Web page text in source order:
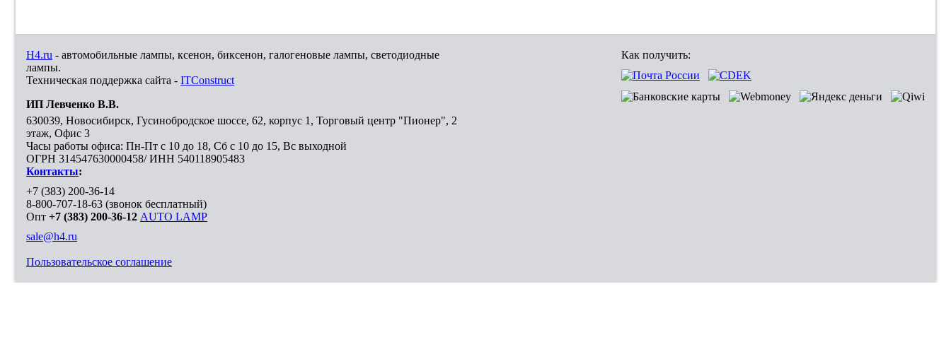
H4.ru - автомобильные лампы, ксенон, биксенон, галогеновые лампы, светодиодные
лампы.
Техническая поддержка сайта - ITConstruct
ИП Левченко В.В.
630039, Новосибирск, Гусинобродское шоссе, 62, корпус 1, Торговый центр "Пионер", 2
этаж, Офис 3
Часы работы офиса: Пн-Пт с 10 до 18, Сб с 10 до 15, Вс выходной
ОГРН 314547630000458/ ИНН 540118905483
Контакты:
+7 (383) 200-36-14
8-800-707-18-63 (звонок бесплатный)
Опт +7 (383) 200-36-12 AUTO LAMP
sale@h4.ru
Пользовательское соглашение
Как получить: